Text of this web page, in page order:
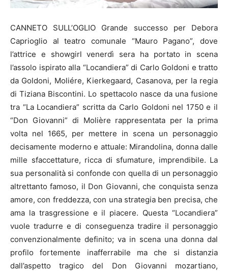
CANNETO SULL’OGLIO Grande successo per Debora
Caprioglio al teatro comunale “Mauro Pagano”, dove
l’attrice e showgirl venerdì sera ha portato in scena
l’assolo ispirato alla “Locandiera” di Carlo Goldoni e tratto
da Goldoni, Moliére, Kierkegaard, Casanova, per la regia
di Tiziana Biscontini. Lo spettacolo nasce da una fusione
tra “La Locandiera” scritta da Carlo Goldoni nel 1750 e il
“Don Giovanni” di Molière rappresentata per la prima
volta nel 1665, per mettere in scena un personaggio
decisamente moderno e attuale: Mirandolina, donna dalle
mille sfaccettature, ricca di sfumature, imprendibile. La
sua personalità si confonde con quella di un personaggio
altrettanto famoso, il Don Giovanni, che conquista senza
amore, con freddezza, con una strategia ben precisa, che
ama la trasgressione e il piacere. Questa “Locandiera”
vuole tradurre e di conseguenza tradire il personaggio
convenzionalmente definito; va in scena una donna dal
profilo fortemente inafferrabile ma che si distanzia
dall’aspetto tragico del Don Giovanni mozartiano,